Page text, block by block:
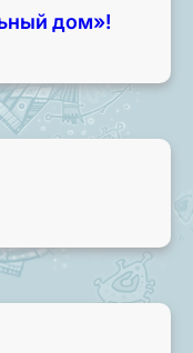
дом»!